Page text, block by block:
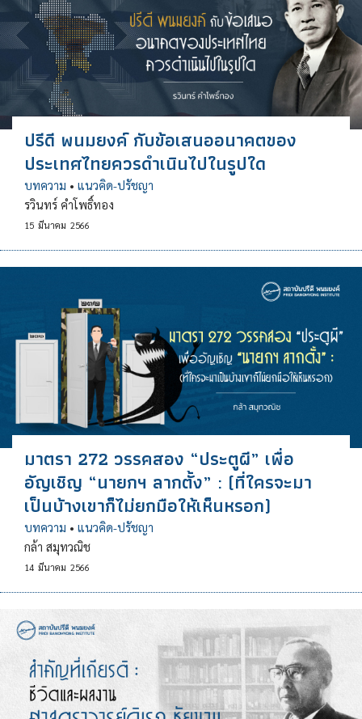
ปรีดี พนมยงค์ กับข้อเสนออนาคตของ
ประเทศไทยควรดำเนินไปในรูปใด
บทความ • แนวคิด-ปรัชญา
รวินทร์ คำโพธิ์ทอง
15 มีนาคม 2566
มาตรา 272 วรรคสอง “ประตูผี” เพื่อ
อัญเชิญ “นายกฯ ลากตั้ง” : (ที่ใครจะมา
เป็นบ้างเขาก็ไม่ยกมือให้เห็นหรอก)
บทความ • แนวคิด-ปรัชญา
กล้า สมุทวณิช
14 มีนาคม 2566